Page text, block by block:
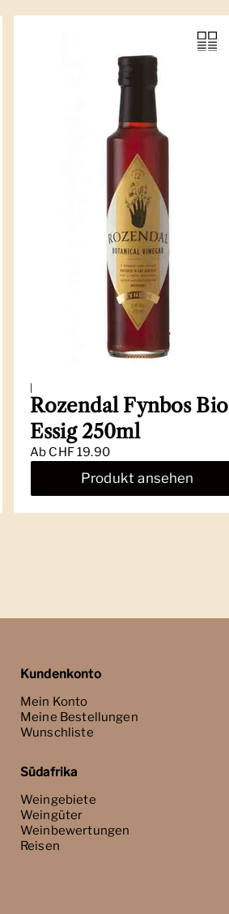
Rozendal Fynbos Bio
Essig 250ml
Ab CHF 19.90
Produkt ansehen
Kundenkonto
Mein Konto
Meine Bestellungen
Wunschliste
Südafrika
Weingebiete
Weingüter
Weinbewertungen
Reisen